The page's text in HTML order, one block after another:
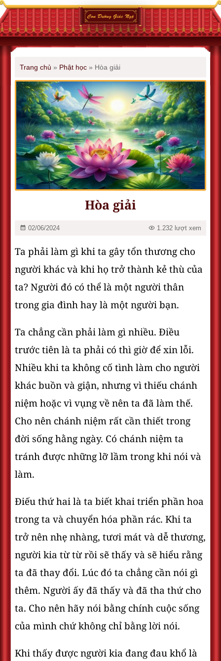
Trang chủ » Phật học » Hòa giải
Hòa giải
02/06/2024 1.232 lượt xem
Ta phải làm gì khi ta gây tổn thương cho
người khác và khi họ trở thành kẻ thù của
ta? Người đó có thể là một người thân
trong gia đình hay là một người bạn.
Ta chẳng cần phải làm gì nhiều. Điều
trước tiên là ta phải có thì giờ để xin lỗi.
Nhiều khi ta không cố tình làm cho người
khác buồn và giận, nhưng vì thiếu chánh
niệm hoặc vì vụng về nên ta đã làm thế.
Cho nên chánh niệm rất cần thiết trong
đời sống hằng ngày. Có chánh niệm ta
tránh được những lỡ lầm trong khi nói và
làm.
Điếu thứ hai là ta biết khai triển phần hoa
trong ta và chuyển hóa phần rác. Khi ta
trở nên nhẹ nhàng, tươi mát và dễ thương,
người kia từ từ rồi sẽ thấy và sẽ hiểu rằng
ta đã thay đổi. Lúc đó ta chẳng cần nói gì
thêm. Người ấy đã thấy và đã tha thứ cho
ta. Cho nên hãy nói bằng chính cuộc sống
của mình chứ không chỉ bằng lời nói.
Khi thấy được người kia đang đau khổ là